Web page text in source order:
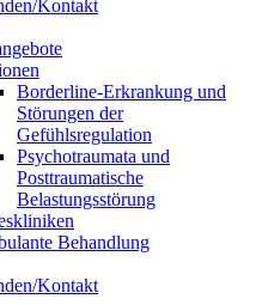
Kontakt
Borderline-Erkrankung und
Störungen der
Gefühlsregulation
Psychotraumata und
Posttraumatische
Belastungsstörung
Behandlung
Kontakt